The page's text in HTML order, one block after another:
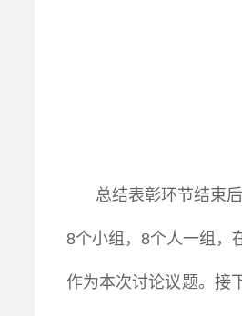
总结表彰环节结束
8个小组，8个人一组，
作为本次讨论议题。接